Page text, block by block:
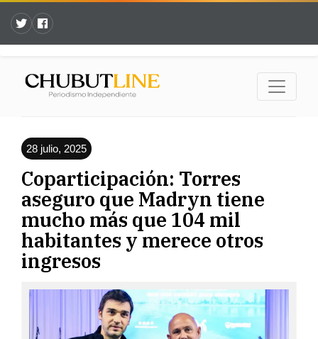
28 julio, 2025
Coparticipación: Torres
aseguro que Madryn tiene
mucho más que 104 mil
habitantes y merece otros
ingresos